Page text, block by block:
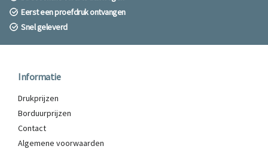
Eerst een proefdruk ontvangen
Snel geleverd
Informatie
Drukprijzen
Borduurprijzen
Contact
Algemene voorwaarden